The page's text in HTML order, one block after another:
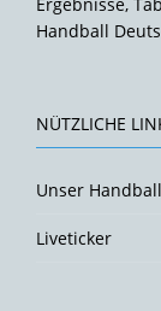
Handball
NÜTZLICHE
Unser Handball
Liveticker